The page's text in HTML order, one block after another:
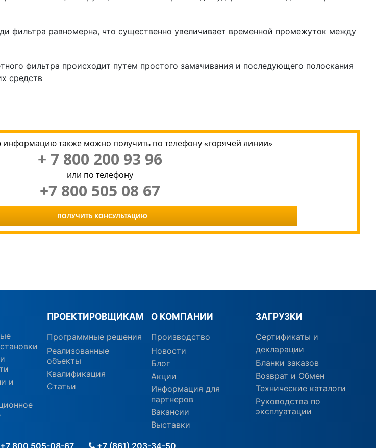
фильтра равномерна, что существенно увеличивает временной промежуток между
фильтра происходит путем простого замачивания и последующего полоскания
средств
также можно получить по телефону «горячей линии»
+ 7 800 200 93 96
или по телефону
+7 800 505 08 67
ПОЛУЧИТЬ КОНСУЛЬТАЦИЮ
и
ПРОЕКТИРОВЩИКАМ
Программные решения
Реализованные
объекты
Квалификация
Статьи
О КОМПАНИИ
Производство
Новости
Блог
Акции
Информация для
партнеров
Вакансии
Выставки
ЗАГРУЗКИ
Сертификаты и
декларации
Бланки заказов
Возврат и Обмен
Технические каталоги
Руководства по
эксплуатации
800 505-08-67 +7 (861) 203-34-50